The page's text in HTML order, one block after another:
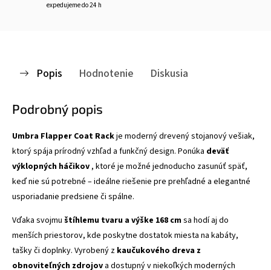
expedujeme do 24 h
Popis Hodnotenie Diskusia
Podrobný popis
Umbra Flapper Coat Rackje moderný drevený stojanový vešiak,
ktorý spája prírodný vzhľad a funkčný design. Ponúka deväť
výklopných háčikov, ktoré je možné jednoducho zasunúť späť,
keď nie sú potrebné – ideálne riešenie pre prehľadné a elegantné
usporiadanie predsiene či spálne.
Vďaka svojmu štíhlemu tvaru a výške 168 cmsa hodí aj do
menších priestorov, kde poskytne dostatok miesta na kabáty,
tašky či doplnky. Vyrobený z kaučukového dreva z
obnoviteľných zdrojov a dostupný v niekoľkých moderných